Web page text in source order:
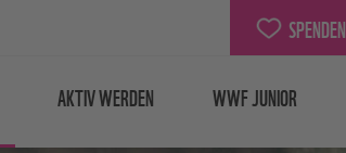
SPENDEN
AKTIV WERDEN WWF JUNIOR